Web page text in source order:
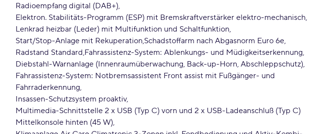
Radioempfang digital (DAB+)
Elektron. Stabilitäts-Programm (ESP) mit Bremskraftverstärker elektro-mechanisch
Lenkrad heizbar (Leder) mit Multifunktion und Schaltfunktion
Start/Stop-Anlage mit Rekuperation Schadstoffarm nach Abgasnorm Euro 6e
Radstand Standard Fahrassistenz-System: Ablenkungs- und Müdigkeitserkennung
Diebstahl-Warnanlage (Innenraumüberwachung, Back-up-Horn, Abschleppschutz)
Fahrassistenz-System: Notbremsassistent Front assist mit Fußgänger- und
Fahrraderkennung
Insassen-Schutzsystem proaktiv
Multimedia-Schnittstelle 2 x USB (Typ C) vorn und 2 x USB-Ladeanschluß (Typ C)
Mittelkonsole hinten (45 W)